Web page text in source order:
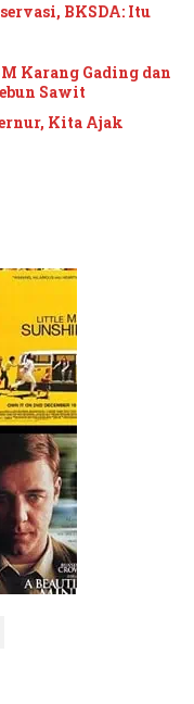
BKSDA: Itu
Karang Gading dan
Sawit
Kita Ajak